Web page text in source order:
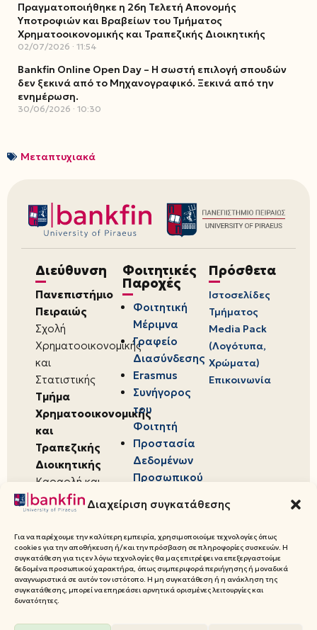
Διαχείριση συγκατάθεσης
Για να παρέχουμε την καλύτερη εμπειρία, χρησιμοποιούμε τεχνολογίες όπως
cookies για την αποθήκευση ή/και την πρόσβαση σε πληροφορίες συσκευών. Η
συγκατάθεση για τις εν λόγω τεχνολογίες θα μας επιτρέψει να επεξεργαστούμε
δεδομένα προσωπικού χαρακτήρα, όπως συμπεριφορά περιήγησης ή μοναδικά
αναγνωριστικά σε αυτόν τον ιστότοπο. Η μη συγκατάθεση ή η ανάκληση της
συγκατάθεσης, μπορεί να επηρεάσει αρνητικά ορισμένες λειτουργίες και
δυνατότητες.
Πραγματοποιήθηκε η 26η Τελετή Απονομής
Υποτροφιών και Βραβείων του Τμήματος
Χρηματοοικονομικής και Τραπεζικής Διοικητικής
02/07/2026 11:54
Bankfin Online Open Day – Η σωστή επιλογή σπουδών
δεν ξεκινά από το Μηχανογραφικό. Ξεκινά από την
ενημέρωση.
30/06/2026 10:30
Μεταπτυχιακά
Διεύθυνση
Πανεπιστήμιο
Πειραιώς
Σχολή
Χρηματοοικονομικής
και
Στατιστικής
Τμήμα
Χρηματοοικονομικής
και
Τραπεζικής
Διοικητικής
Καραολή και
Δημητρίου 80,
18534,
Πειραιάς
Φοιτητικές
Παροχές
Φοιτητική
Μέριμνα
Γραφείο
Διασύνδεσης
Erasmus
Συνήγορος
του
Φοιτητή
Προστασία
Δεδομένων
Προσωπικού
Πρόσθετα
Ιστοσελίδες
Τμήματος
Media Pack
(Λογότυπα,
Χρώματα)
Επικοινωνία
© 2026 Πανεπιστήμιο Πειραιώς,